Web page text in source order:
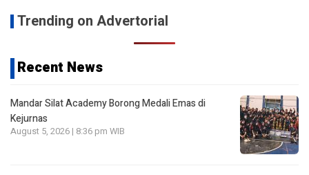
Trending on Advertorial
Recent News
Mandar Silat Academy Borong Medali Emas di
Kejurnas
August 5, 2026 | 8:36 pm WIB